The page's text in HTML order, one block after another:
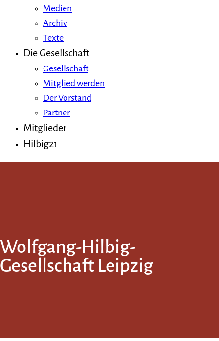
Medien
Archiv
Texte
Die Gesellschaft
Gesellschaft
Mitglied werden
Der Vorstand
Partner
Mitglieder
Hilbig21
Wolfgang-Hilbig-
Gesellschaft Leipzig